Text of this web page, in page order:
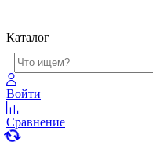
Каталог
Войти
Сравнение